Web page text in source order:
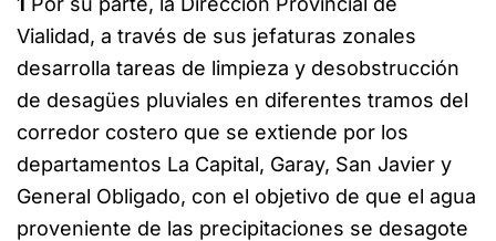
Vialidad, a través de sus jefaturas zonales
desarrolla tareas de limpieza y desobstrucción
de desagües pluviales en diferentes tramos del
corredor costero que se extiende por los
departamentos La Capital, Garay, San Javier y
General Obligado, con el objetivo de que el agua
proveniente de las precipitaciones se desagote